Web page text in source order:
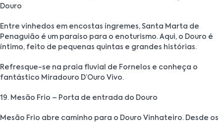
Douro
Entre vinhedos em encostas íngremes, Santa Marta de
Penaguião é um paraíso para o enoturismo. Aqui, o Douro é
íntimo, feito de pequenas quintas e grandes histórias.
Refresque-se na praia fluvial de Fornelos e conheça o
fantástico Miradouro D’Ouro Vivo.
19. Mesão Frio – Porta de entrada do Douro
Mesão Frio abre caminho para o Douro Vinhateiro. Desde os